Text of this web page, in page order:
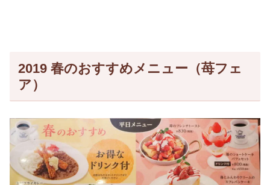
2019 春のおすすめメニュー（苺フェ
ア）